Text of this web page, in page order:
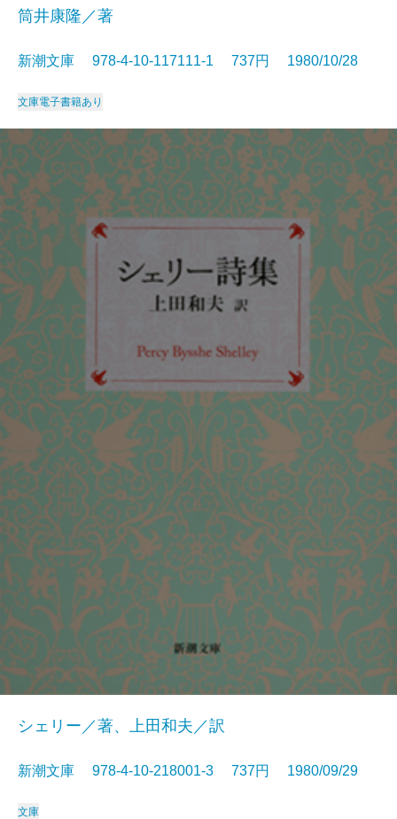
筒井康隆／著
新潮文庫 978-4-10-117111-1 737円 1980/10/28
文庫電子書籍あり
シェリー／著、上田和夫／訳
新潮文庫 978-4-10-218001-3 737円 1980/09/29
文庫